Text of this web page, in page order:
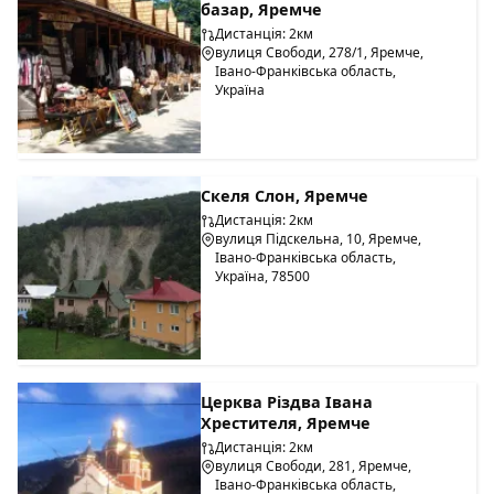
базар, Яремче
Дистанція: 2км
вулиця Свободи, 278/1, Яремче,
Івано-Франківська область,
Україна
Скеля Слон, Яремче
Дистанція: 2км
вулиця Підскельна, 10, Яремче,
Івано-Франківська область,
Україна, 78500
Церква Різдва Івана
Хрестителя, Яремче
Дистанція: 2км
вулиця Свободи, 281, Яремче,
Івано-Франківська область,